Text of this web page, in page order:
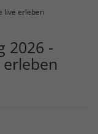
live erleben
2026 -